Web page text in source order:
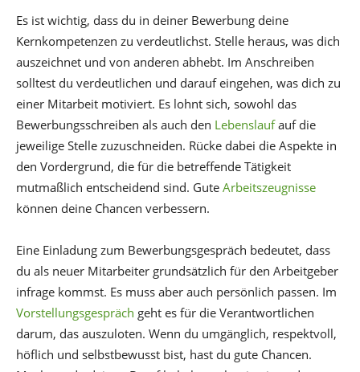
Es ist wichtig, dass du in deiner Bewerbung deine
Kernkompetenzen zu verdeutlichst. Stelle heraus, was dich
auszeichnet und von anderen abhebt. Im Anschreiben
solltest du verdeutlichen und darauf eingehen, was dich zu
einer Mitarbeit motiviert. Es lohnt sich, sowohl das
Bewerbungsschreiben als auch den Lebenslaufauf die
jeweilige Stelle zuzuschneiden. Rücke dabei die Aspekte in
den Vordergrund, die für die betreffende Tätigkeit
mutmaßlich entscheidend sind. Gute Arbeitszeugnisse
können deine Chancen verbessern.
Eine Einladung zum Bewerbungsgespräch bedeutet, dass
du als neuer Mitarbeiter grundsätzlich für den Arbeitgeber
infrage kommst. Es muss aber auch persönlich passen. Im
Vorstellungsgespräch geht es für die Verantwortlichen
darum, das auszuloten. Wenn du umgänglich, respektvoll,
höflich und selbstbewusst bist, hast du gute Chancen.